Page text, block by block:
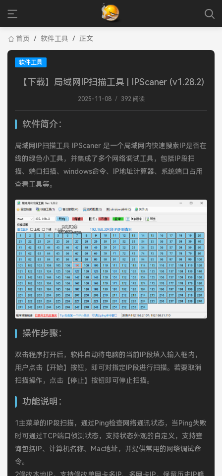
首页 / 软件工具 / 正文
软件工具
【下载】局域网IP扫描工具 | IPScaner (v1.28.2)
2025-11-08 / 392 阅读
软件简介：
局域网IP扫描工具 IPScaner 是一个局域网内快速搜索IP是否在
线的绿色小工具，并集成了多个网络调试工具，包括IP段扫
描、端口扫描、windows命令、IP地址计算器、系统端口占用
查看工具等。
操作步骤：
双击程序打开后，软件自动将电脑的当前IP段填入输入框内，
用户点击【开始】按钮，即可对指定IP段进行扫描。若要取消
扫描操作，点击【停止】按钮即可停止扫描。
功能说明：
1主菜单的IP段扫描，通过Ping检查网络通讯状态，当Ping失败
时可通过TCP端口侦测状态，支持状态外观的自定义，支持查
询包括IP、计算机名称、Mac地址，并提供常用的网络调试命
令。